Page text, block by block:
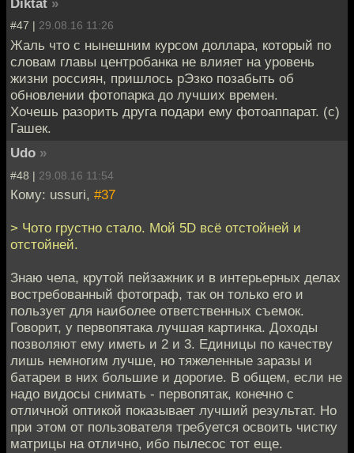
Diktat »
#47 | 29.08.16 11:26
Жаль что с нынешним курсом доллара, который по
словам главы центробанка не влияет на уровень
жизни россиян, пришлось рЭзко позабыть об
обновлении фотопарка до лучших времен.
Хочешь разорить друга подари ему фотоаппарат. (с)
Гашек.
Udo »
#48 | 29.08.16 11:54
Кому: ussuri, #37
> Чото грустно стало. Мой 5D всё отстойней и
отстойней.
Знаю чела, крутой пейзажник и в интерьерных делах
востребованный фотограф, так он только его и
пользует для наиболее ответственных съемок.
Говорит, у первопятака лучшая картинка. Доходы
позволяют ему иметь и 2 и 3. Единицы по качеству
лишь немногим лучше, но тяжеленные заразы и
батареи в них большие и дорогие. В общем, если не
надо видосы снимать - первопятак, конечно с
отличной оптикой показывает лучший результат. Но
при этом от пользователя требуется освоить чистку
матрицы на отлично, ибо пылесос тот еще.